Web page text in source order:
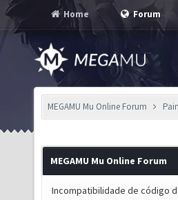
Home Forum
MEGAMU Mu Online Forum
MEGAMU Mu Online Forum
Incompatibilidade de código